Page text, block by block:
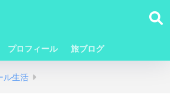
プロフィール 旅ブログ
ル生活